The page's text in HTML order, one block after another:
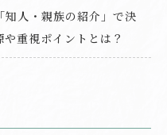
知人・親族の紹介」で決
重視ポイントとは？